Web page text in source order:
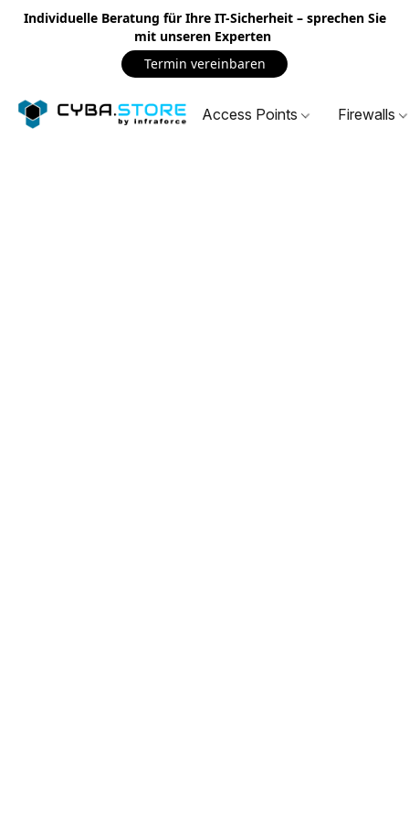
Individuelle Beratung für Ihre IT-Sicherheit – sprechen Sie
mit unseren Experten
Termin vereinbaren
Access Points Firewalls